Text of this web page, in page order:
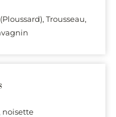
Trousseau,
noisette